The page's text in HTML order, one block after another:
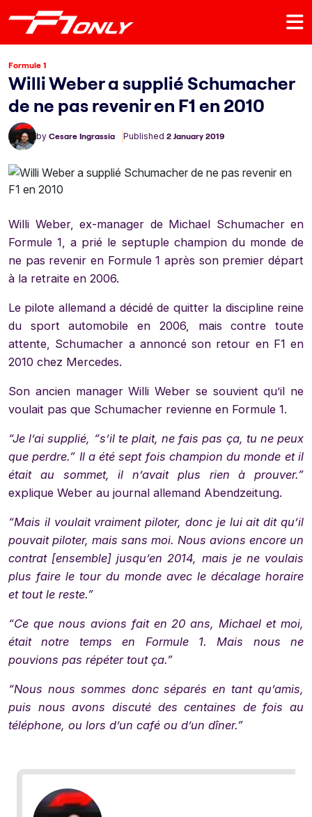
Formule 1
Willi Weber a supplié Schumacher
de ne pas revenir en F1 en 2010
by Cesare Ingrassia Published 2 January 2019
Willi Weber, ex-manager de Michael Schumacher en
Formule 1, a prié le septuple champion du monde de
ne pas revenir en Formule 1 après son premier départ
à la retraite en 2006.
Le pilote allemand a décidé de quitter la discipline reine
du sport automobile en 2006, mais contre toute
attente, Schumacher a annoncé son retour en F1 en
2010 chez Mercedes.
Son ancien manager Willi Weber se souvient qu’il ne
voulait pas que Schumacher revienne en Formule 1.
“Je l’ai supplié, “s’il te plait, ne fais pas ça, tu ne peux
que perdre.” Il a été sept fois champion du monde et il
était au sommet, il n’avait plus rien à prouver.”
explique Weber au journal allemand Abendzeitung.
“Mais il voulait vraiment piloter, donc je lui ait dit qu’il
pouvait piloter, mais sans moi. Nous avions encore un
contrat [ensemble] jusqu’en 2014, mais je ne voulais
plus faire le tour du monde avec le décalage horaire
et tout le reste.”
“Ce que nous avions fait en 20 ans, Michael et moi,
était notre temps en Formule 1. Mais nous ne
pouvions pas répéter tout ça.”
“Nous nous sommes donc séparés en tant qu’amis,
puis nous avons discuté des centaines de fois au
téléphone, ou lors d’un café ou d’un dîner.”